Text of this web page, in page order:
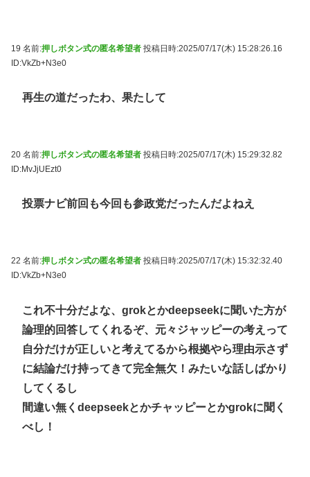
19 名前:押しボタン式の匿名希望者 投稿日時:2025/07/17(木) 15:28:26.16
ID:VkZb+N3e0
再生の道だったわ、果たして
20 名前:押しボタン式の匿名希望者 投稿日時:2025/07/17(木) 15:29:32.82
ID:MvJjUEzt0
投票ナビ前回も今回も参政党だったんだよねえ
22 名前:押しボタン式の匿名希望者 投稿日時:2025/07/17(木) 15:32:32.40
ID:VkZb+N3e0
これ不十分だよな、grokとかdeepseekに聞いた方が
論理的回答してくれるぞ、元々ジャッピーの考えって
自分だけが正しいと考えてるから根拠やら理由示さず
に結論だけ持ってきて完全無欠！みたいな話しばかり
してくるし
間違い無くdeepseekとかチャッピーとかgrokに聞く
べし！